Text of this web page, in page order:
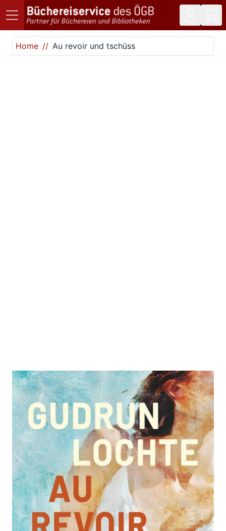
Direkt zum Inhalt
Home
Au revoir und tschüss
Au revoir und tschüss
Zur Wunschliste hinzufügen
Ein Sommer in Uzès – zwischen Aufbruch und
Ankommen (Roman mit Farbschnitt & Page Overlay)
| SPIEGEL Bestseller
VonGudrun Lochte